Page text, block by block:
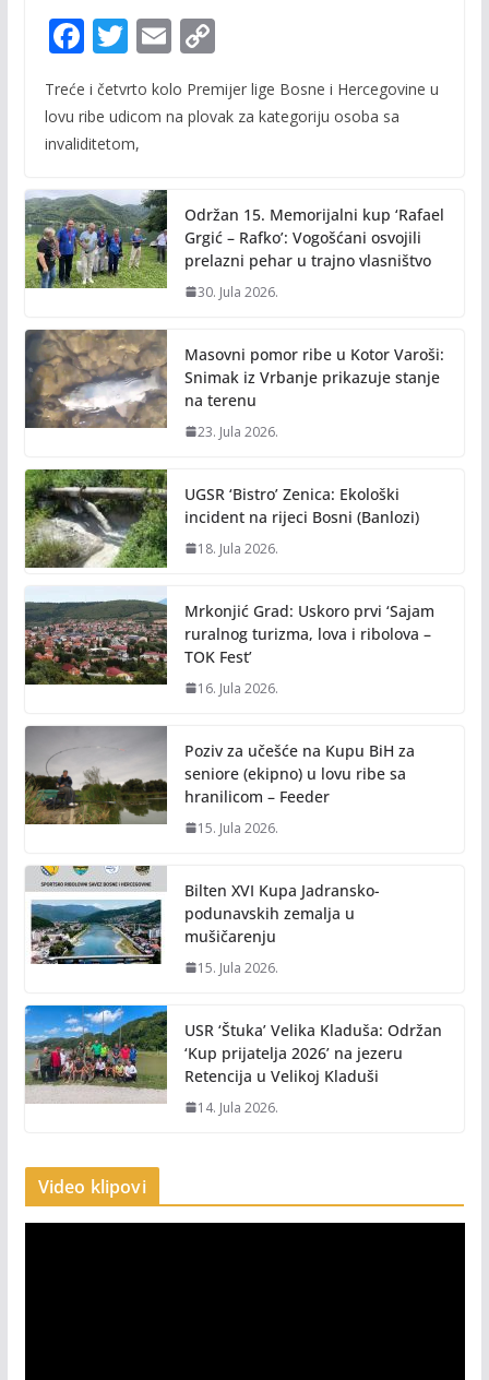
F
e
b
o
k
T
itt
er
E
ai
C
p
n
k
Treće i četvrto kolo Premijer lige Bosne i Hercegovine u
lovu ribe udicom na plovak za kategoriju osoba sa
invaliditetom,
Održan 15. Memorijalni kup ‘Rafael
Grgić – Rafko’: Vogošćani osvojili
prelazni pehar u trajno vlasništvo
30. Jula 2026.
Masovni pomor ribe u Kotor Varoši:
Snimak iz Vrbanje prikazuje stanje
na terenu
23. Jula 2026.
UGSR ‘Bistro’ Zenica: Ekološki
incident na rijeci Bosni (Banlozi)
18. Jula 2026.
Mrkonjić Grad: Uskoro prvi ‘Sajam
ruralnog turizma, lova i ribolova –
TOK Fest’
16. Jula 2026.
Poziv za učešće na Kupu BiH za
seniore (ekipno) u lovu ribe sa
hranilicom – Feeder
15. Jula 2026.
Bilten XVI Kupa Jadransko-
podunavskih zemalja u
mušičarenju
15. Jula 2026.
USR ‘Štuka’ Velika Kladuša: Održan
‘Kup prijatelja 2026’ na jezeru
Retencija u Velikoj Kladuši
14. Jula 2026.
Video klipovi